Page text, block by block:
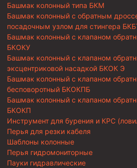
Башмак колонный типа БКМ
Башмак колонный с обратным
посадочным узлом для стингера
Башмак колонный с клапаном
БКОКУ
Башмак колонный с клапаном
эксцентриковой насадкой БКОК Э
Башмак колонный с клапаном
бесповоротный БКОКПБ
Башмак колонный с клапаном
БКОКП
Инструмент для бурения и КРС
Перья для резки кабеля
Шаблоны колонные
Перья гидромониторные
Пауки гидравлические